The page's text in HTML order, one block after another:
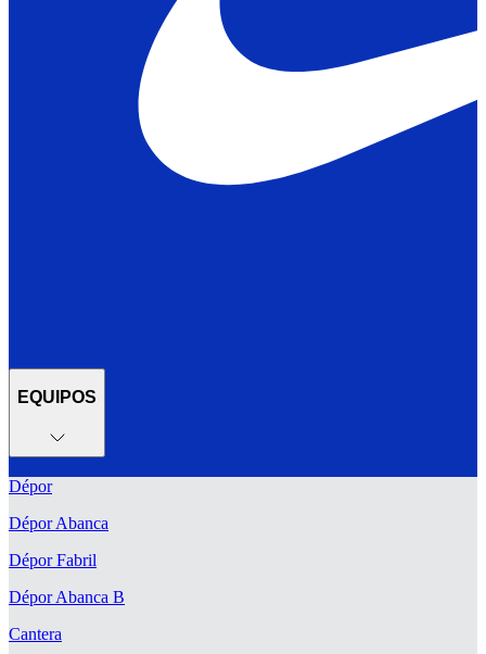
EQUIPOS
Dépor
Dépor Abanca
Dépor Fabril
Dépor Abanca B
Cantera